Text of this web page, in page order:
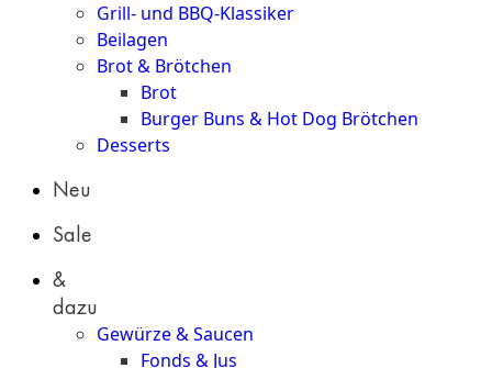
Grill- und BBQ-Klassiker
Beilagen
Brot & Brötchen
Brot
Burger Buns & Hot Dog Brötchen
Desserts
Neu
Sale
&
dazu
Gewürze & Saucen
Fonds & Jus